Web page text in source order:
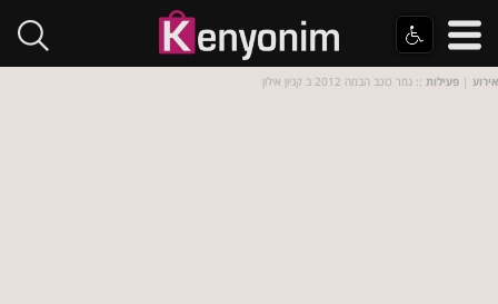
אירוע | פעילות :: גמר כוכב הבמה 2012 ב קניון אילון